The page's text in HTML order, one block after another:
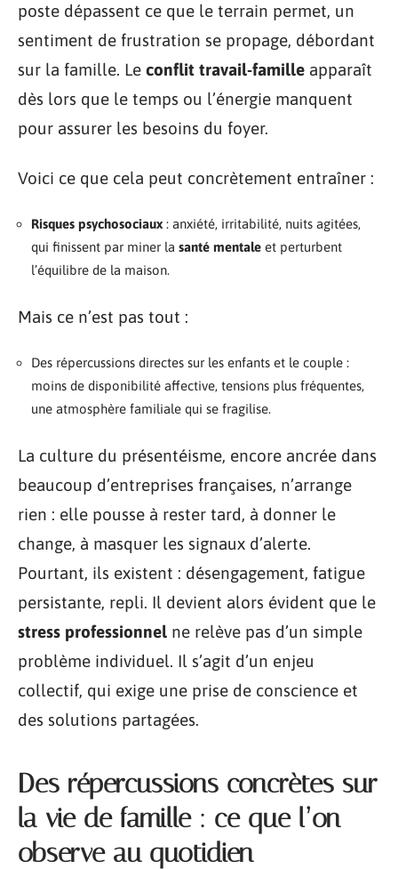
poste dépassent ce que le terrain permet, un
sentiment de frustration se propage, débordant
sur la famille. Le conflit travail-famille apparaît
dès lors que le temps ou l’énergie manquent
pour assurer les besoins du foyer.
Voici ce que cela peut concrètement entraîner :
Risques psychosociaux : anxiété, irritabilité, nuits agitées,
qui finissent par miner la santé mentale et perturbent
l’équilibre de la maison.
Mais ce n’est pas tout :
Des répercussions directes sur les enfants et le couple :
moins de disponibilité affective, tensions plus fréquentes,
une atmosphère familiale qui se fragilise.
La culture du présentéisme, encore ancrée dans
beaucoup d’entreprises françaises, n’arrange
rien : elle pousse à rester tard, à donner le
change, à masquer les signaux d’alerte.
Pourtant, ils existent : désengagement, fatigue
persistante, repli. Il devient alors évident que le
stress professionnel ne relève pas d’un simple
problème individuel. Il s’agit d’un enjeu
collectif, qui exige une prise de conscience et
des solutions partagées.
Des répercussions concrètes sur
la vie de famille : ce que l’on
observe au quotidien